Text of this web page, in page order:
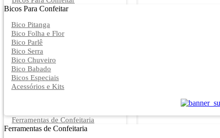
Bicos Para Confeitar
Bico Pitanga
Bico Folha e Flor
Bico Parlê
Bico Serra
Bico Chuveiro
Bico Babado
Bicos Especiais
Acessórios e Kits
Ferramentas de Confeitaria
Ferramentas de Confeitaria